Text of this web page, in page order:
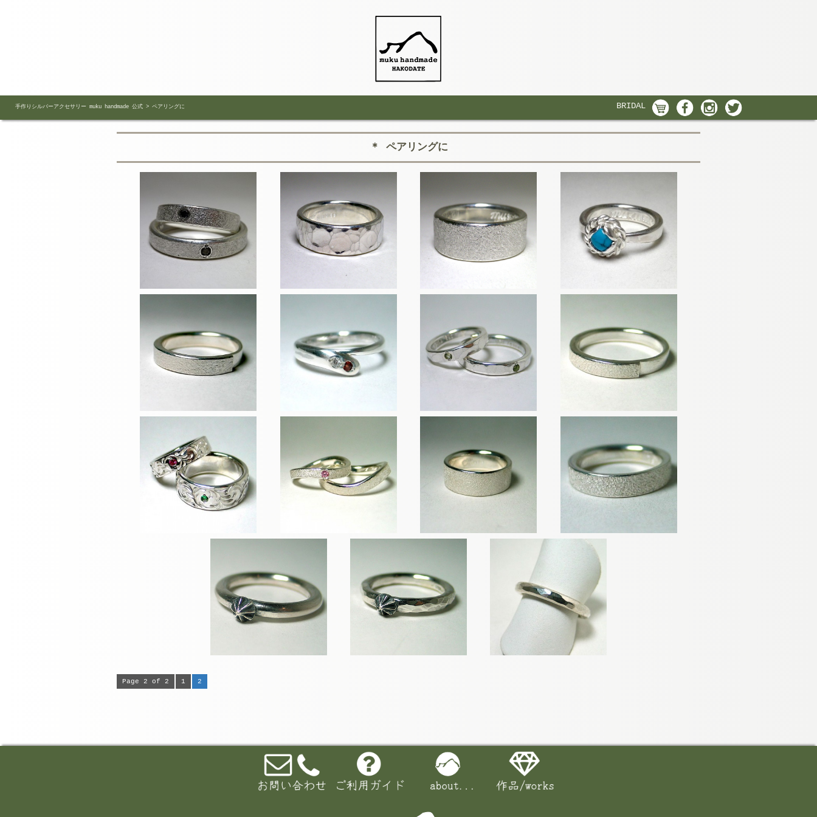
手作りシルバーアクセサリー muku handmade 公式 > ペアリングに BRIDAL
＊ ペアリングに
Page 2 of 2 1 2